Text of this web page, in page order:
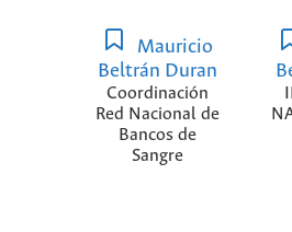
Mauricio
Beltrán Duran
Coordinación
Red Nacional de
Bancos de
Sangre